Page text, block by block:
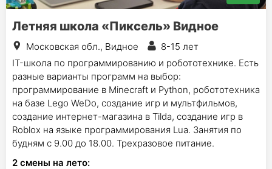
Летняя школа «Пиксель» Видное
Московская обл., Видное
8-15 лет
IT-школа по программированию и робототехнике. Есть
разные варианты программ на выбор:
программирование в Minecraft и Python, робототехника
на базе Lego WeDo, создание игр и мультфильмов,
создание интернет-магазина в Tilda, создание игр в
Roblox на языке программирования Lua. Занятия по
будням с 9.00 до 18.00. Трехразовое питание.
2 смены на лето: